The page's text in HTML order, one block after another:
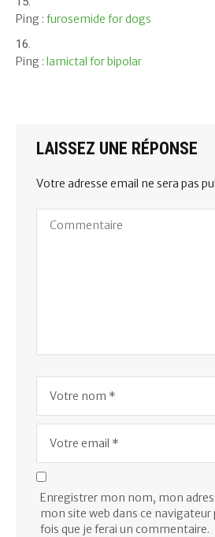
Ping : furosemide for dogs
Ping : lamictal for bipolar
LAISSEZ UNE RÉPONSE
Votre adresse email ne sera pas
Enregistrer mon nom, mon
mon site web dans ce navigateur
fois que je ferai un commentaire.